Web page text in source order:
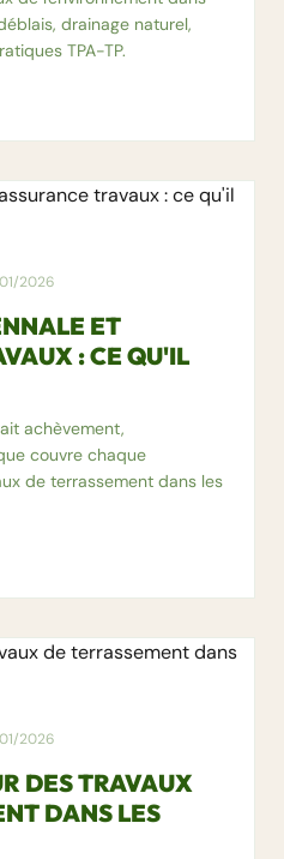
drainage naturel,
TPA-TP.
2026
ET
: CE QU'IL
achèvement,
couvre chaque
de terrassement dans les
2026
DES TRAVAUX
DANS LES